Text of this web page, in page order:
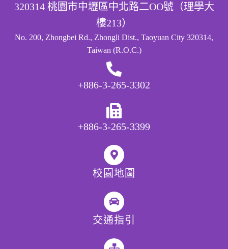
320314 桃園市中壢區中北路二OO號（理學大
樓213）
No. 200, Zhongbei Rd., Zhongli Dist., Taoyuan City 320314,
Taiwan (R.O.C.)
+886-3-265-3302
+886-3-265-3399
校園地圖
交通指引